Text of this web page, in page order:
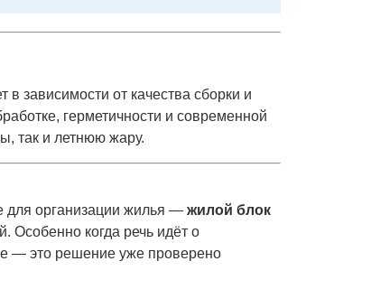
в зависимости от качества сборки и
герметичности и современной
так и летнюю жару.
для организации жилья — жилой блок
Особенно когда речь идёт о
— это решение уже проверено